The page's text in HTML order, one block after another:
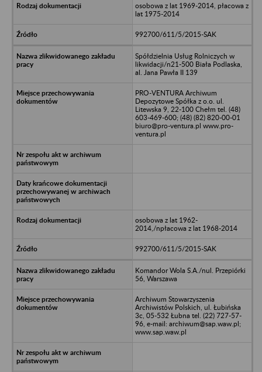
osobowa z lat 1969-2014, płacowa z
lat 1975-2014
992700/611/5/2015-SAK
Spółdzielnia Usług Rolniczych w
likwidacji/n21-500 Biała Podlaska,
al. Jana Pawła II 139
PRO-VENTURA Archiwum
Depozytowe Spółka z o.o. ul.
Litewska 9, 22-100 Chełm tel. (48)
603-469-600; (48) (82) 820-00-01
biuro@pro-ventura.pl www.pro-
ventura.pl
osobowa z lat 1962-
2014,/npłacowa z lat 1968-2014
992700/611/5/2015-SAK
Komandor Wola S.A./nul. Przepiórki
56, Warszawa
Archiwum Stowarzyszenia
Archiwistów Polskich, ul. Łubińska
3c, 05-532 Łubna tel. (22) 727-57-
96, e-mail: archiwum@sap.waw.pl;
www.sap.waw.pl